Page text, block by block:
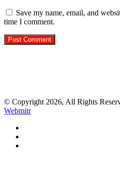
Save my name, email, and
time I comment.
© Copyright 2026, All Rights
Webmitr